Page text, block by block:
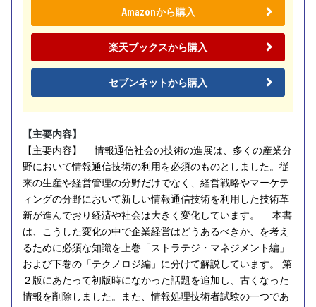
Amazonから購入
楽天ブックスから購入
セブンネットから購入
【主要内容】
【主要内容】 情報通信社会の技術の進展は、多くの産業分
野において情報通信技術の利用を必須のものとしました。従
来の生産や経営管理の分野だけでなく、経営戦略やマーケテ
ィングの分野において新しい情報通信技術を利用した技術革
新が進んでおり経済や社会は大きく変化しています。 本書
は、こうした変化の中で企業経営はどうあるべきか、を考え
るために必須な知識を上巻「ストラテジ・マネジメント編」
および下巻の「テクノロジ編」に分けて解説しています。 第
２版にあたって初版時になかった話題を追加し、古くなった
情報を削除しました。また、情報処理技術者試験の一つであ